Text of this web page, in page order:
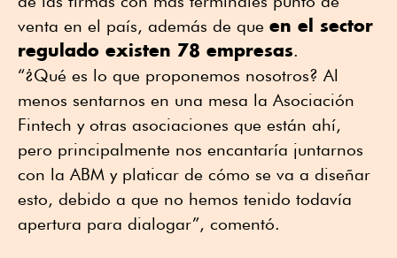
venta en el país, además de que en el sector
regulado existen 78 empresas.
“¿Qué es lo que proponemos nosotros? Al
menos sentarnos en una mesa la Asociación
Fintech y otras asociaciones que están ahí,
pero principalmente nos encantaría juntarnos
con la ABM y platicar de cómo se va a diseñar
esto, debido a que no hemos tenido todavía
apertura para dialogar”, comentó.